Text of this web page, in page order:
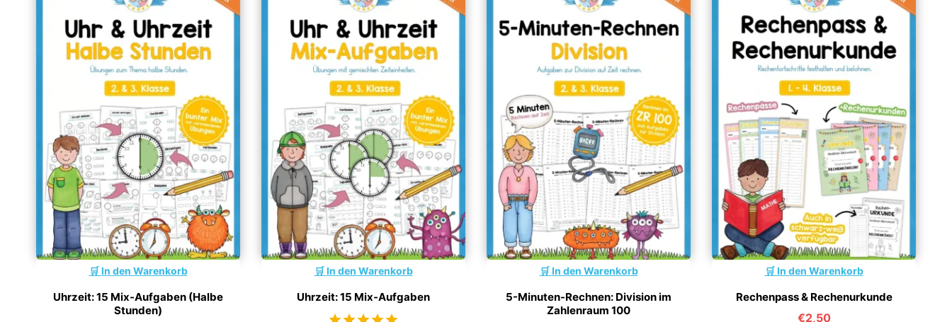
In den Warenkorb
Uhrzeit: 15 Mix-Aufgaben (Halbe
Stunden)
In den Warenkorb
Uhrzeit: 15 Mix-Aufgaben
In den Warenkorb
5-Minuten-Rechnen: Division im
Zahlenraum 100
In den Warenkorb
Rechenpass & Rechenurkunde
€2,50